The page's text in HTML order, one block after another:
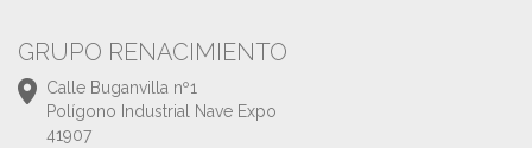
GRUPO RENACIMIENTO
Calle Buganvilla nº1
Polígono Industrial Nave Expo
41907